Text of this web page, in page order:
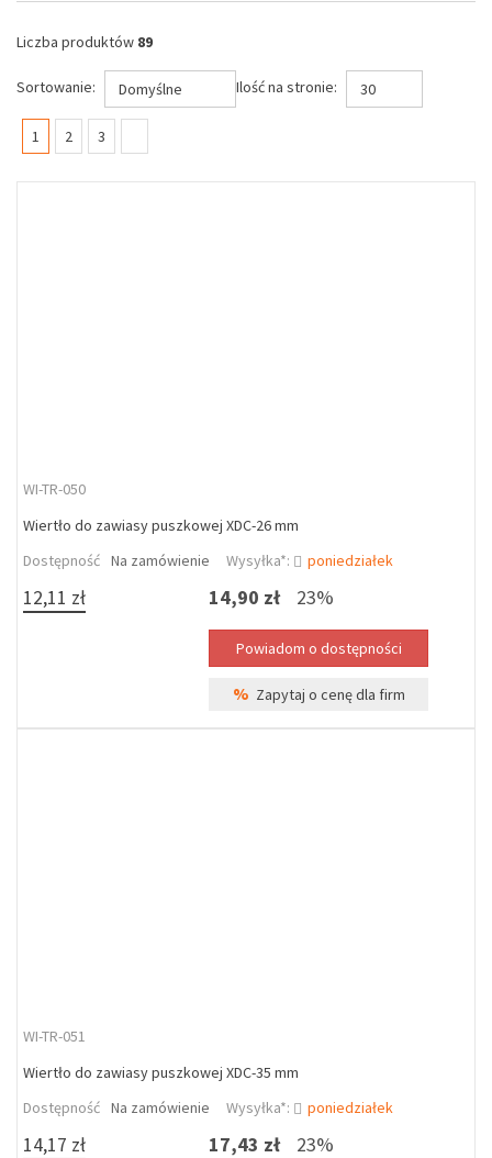
Liczba produktów 89
Sortowanie: Domyślne Ilość na stronie: 30
1 (current)
2 3
WI-TR-050
Wiertło do zawiasy puszkowej XDC-26 mm
Dostępność Na zamówienie Wysyłka*: poniedziałek
12,11 zł 14,90 zł 23%
% Zapytaj o cenę dla firm
WI-TR-051
Wiertło do zawiasy puszkowej XDC-35 mm
Dostępność Na zamówienie Wysyłka*: poniedziałek
14,17 zł 17,43 zł 23%